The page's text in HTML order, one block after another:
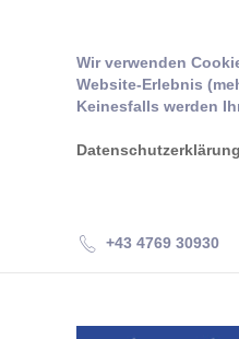
Wir verwenden
Website-Erlebnis
Keinesfalls werden
+43 4769 30930